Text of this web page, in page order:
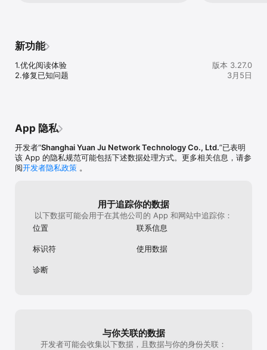
https://h5.zhuishushenqi.com/agreement/fantuanzhuishu.html
用户隐私政策：https://h5.zhuishushenqi.com/agreement/user-
自动续费会员服务协议：
https://h5.zhuishushenqi.com/agreement/automaticRenewalSe
新功能
1.优化阅读体验
2.修复已知问题
版本 3.27.0
3月5日
App 隐私
开发者“Shanghai Yuan Ju Network Technology Co., Ltd.”已表明
该 App 的隐私规范可能包括下述数据处理方式。更多相关信息，请参
阅开发者隐私政策 。
用于追踪你的数据
以下数据可能会用于在其他公司的 App 和网站中追踪你：
位置
联系信息
标识符 使用数据
诊断
与你关联的数据
开发者可能会收集以下数据，且数据与你的身份关联：